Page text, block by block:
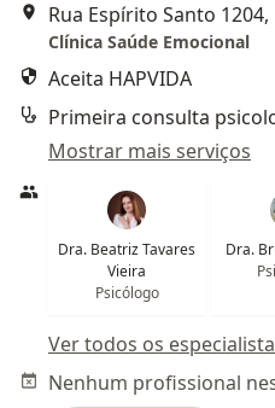
Rua Espírito Santo
Clínica Saúde Emocional
Aceita HAPVIDA
Primeira consulta
Mostrar mais serviços
Dra. Beatriz Tavares
Vieira
Psicólogo
Dra.
Ver todos os